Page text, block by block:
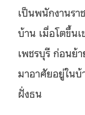
เป็นพนักงานรา
บ้าน เมื่อโตขึ้น
เพชรบุรี ก่อนย้
มาอาศัยอยู่ในบ้
ฝั่งธน